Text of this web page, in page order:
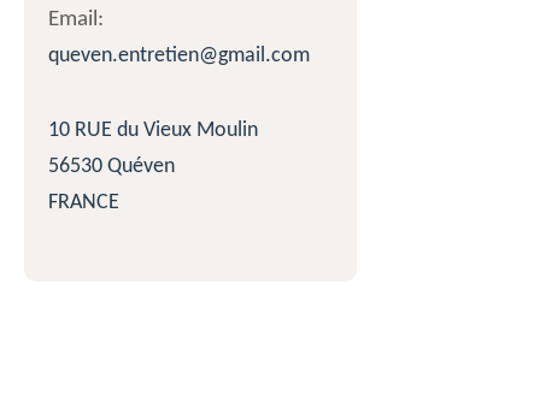
Email:
queven.entretien@gmail.com
10 RUE du Vieux Moulin
56530 Quéven
FRANCE